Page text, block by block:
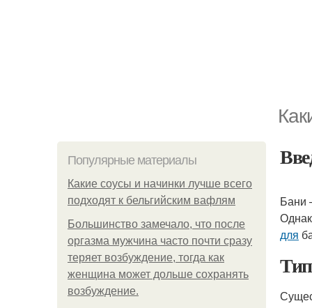
Популярные материалы
Какие соусы и начинки лучше всего
подходят к бельгийским вафлям
Большинство замечало, что после
оргазма мужчина часто почти сразу
теряет возбуждение, тогда как
женщина может дольше сохранять
возбуждение.
Бани
для